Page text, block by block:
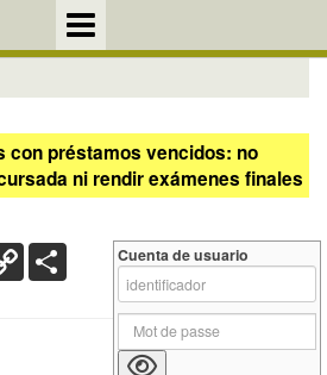
con préstamos vencidos: no
ni rendir exámenes finales
Copy
Link
Cuenta de usuario